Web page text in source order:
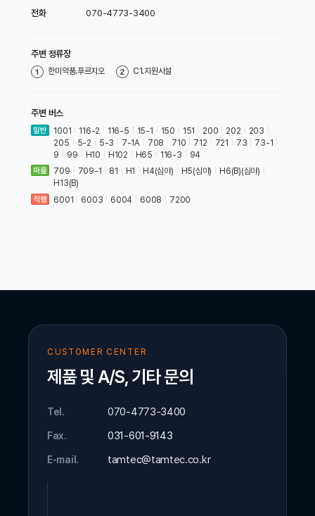
전화
070-4773-3400
주변 정류장
한미약품.푸르지오 C1.지원시설
주변 버스
1001 116-2 116-5 15-1 150 151 200 202
203
205
5-2 5-3 7-1A 708 710 712 721 73
73-1
9
99 H10 H102 H65 116-3
94
709
709-1 81 H1 H4(심야) H5(심야)
H6(B)(심야)
H13(B)
6001
6003 6004 6008 7200
CUSTOMER CENTER
제품 및 A/S, 기타 문의
Tel. 070-4773-3400
Fax. 031-601-9143
E-mail. tamtec@tamtec.co.kr